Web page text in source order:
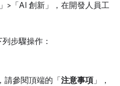
>「AI 創新」
，在開發人員工
步驟操作：
請參閱頂端的「 注意事項」，